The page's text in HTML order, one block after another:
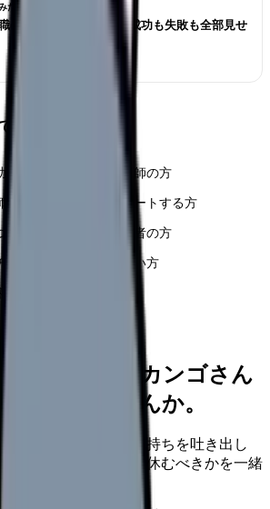
たい
のリアル体験談12選｜成功も失敗も全部見せ
ほしい人
業務に携わる動物看護師の方
としてキャリアをスタートする方
いて再確認したい経験者の方
ーム医療の質を高めたい方
ついて学びたい方
しいなら、カンゴさん
してみませんか。
進みません。今の気持ちを吐き出し
辞めるべきか、少し休むべきかを一緒